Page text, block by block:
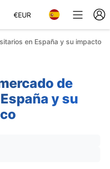
€EUR
en España y su impacto
de
y su